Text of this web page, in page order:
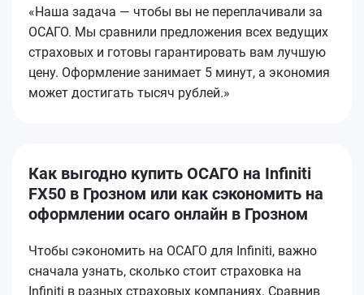
«Наша задача — чтобы вы не переплачивали за
ОСАГО. Мы сравнили предложения всех ведущих
страховых и готовы гарантировать вам лучшую
цену. Оформление занимает 5 минут, а экономия
может достигать тысяч рублей.»
Как выгодно купить ОСАГО на Infiniti
FX50 в Грозном или как сэкономить на
оформлении осаго онлайн в Грозном
Чтобы сэкономить на ОСАГО для Infiniti, важно
сначала узнать, сколько стоит страховка на
Infiniti в разных страховых компаниях. Сравнив